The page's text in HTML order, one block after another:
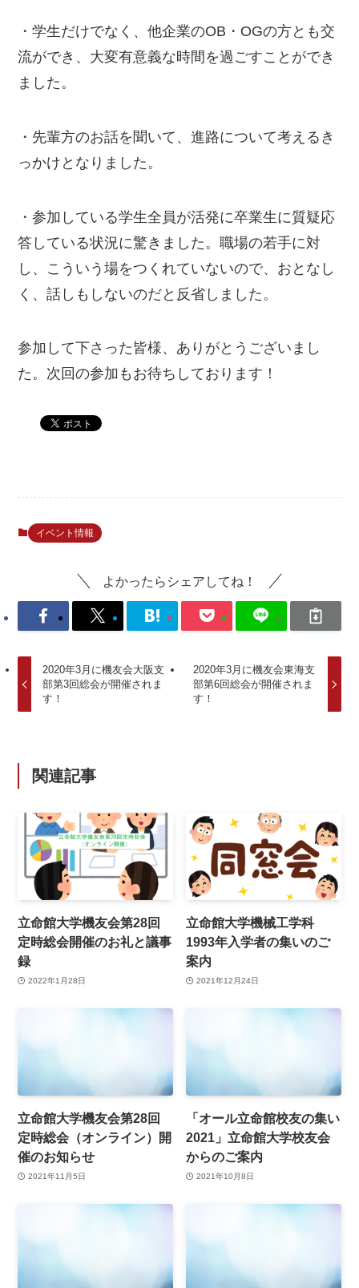
・学生だけでなく、他企業のOB・OGの方とも交
流ができ、大変有意義な時間を過ごすことができ
ました。
・先輩方のお話を聞いて、進路について考えるき
っかけとなりました。
・参加している学生全員が活発に卒業生に質疑応
答している状況に驚きました。職場の若手に対
し、こういう場をつくれていないので、おとなし
く、話しもしないのだと反省しました。
参加して下さった皆様、ありがとうございまし
た。次回の参加もお待ちしております！
イベント情報
よかったらシェアしてね！
2020年3月に機友会大阪支
部第3回総会が開催されま
す！
2020年3月に機友会東海支
部第6回総会が開催されま
す！
関連記事
立命館大学機友会第28回
定時総会開催のお礼と議事
録
2022年1月28日
立命館大学機械工学科
1993年入学者の集いのご
案内
2021年12月24日
立命館大学機友会第28回
定時総会（オンライン）開
催のお知らせ
2021年11月5日
「オール立命館校友の集い
2021」立命館大学校友会
からのご案内
2021年10月8日